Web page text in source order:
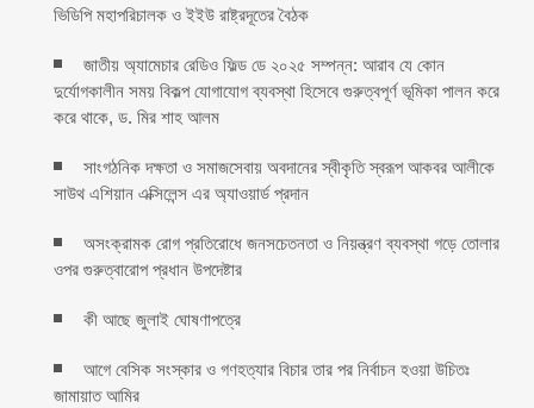
ভিডিপি মহাপরিচালক ও ইইউ রাষ্ট্রদূতের বৈঠক
জাতীয় অ্যামেচার রেডিও ফিল্ড ডে ২০২৫ সম্পন্ন: আরাব যে কোন
দুর্যোগকালীন সময় বিকল্প যোগাযোগ ব্যবস্থা হিসেবে গুরুত্বপূর্ণ ভূমিকা পালন করে
করে থাকে, ড. মির শাহ আলম
সাংগঠনিক দক্ষতা ও সমাজসেবায় অবদানের স্বীকৃতি স্বরূপ আকবর আলীকে
সাউথ এশিয়ান এক্সিলেন্স এর অ্যাওয়ার্ড প্রদান
অসংক্রামক রোগ প্রতিরোধে জনসচেতনতা ও নিয়ন্ত্রণ ব্যবস্থা গড়ে তোলার
ওপর গুরুত্বারোপ প্রধান উপদেষ্টার
কী আছে জুলাই ঘোষণাপত্রে
আগে বেসিক সংস্কার ও গণহত্যার বিচার তার পর নির্বাচন হওয়া উচিতঃ
জামায়াত আমির